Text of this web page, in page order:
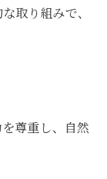
取り組みで、
尊重し、自然